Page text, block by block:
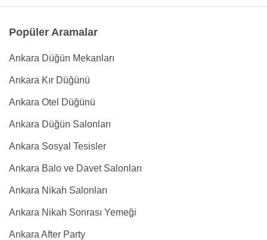
Popüler Aramalar
Ankara Düğün Mekanları
Ankara Kır Düğünü
Ankara Otel Düğünü
Ankara Düğün Salonları
Ankara Sosyal Tesisler
Ankara Balo ve Davet Salonları
Ankara Nikah Salonları
Ankara Nikah Sonrası Yemeği
Ankara After Party